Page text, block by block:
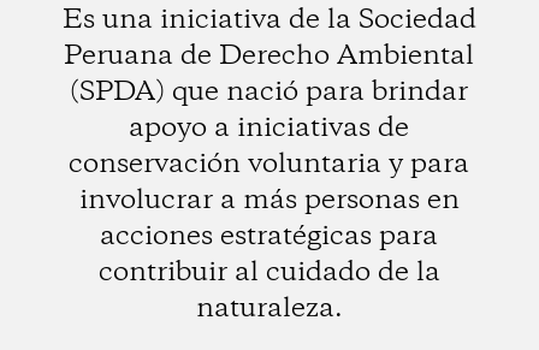
Es una iniciativa de la Sociedad
Peruana de Derecho Ambiental
(SPDA) que nació para brindar
apoyo a iniciativas de
conservación voluntaria y para
involucrar a más personas en
acciones estratégicas para
contribuir al cuidado de la
naturaleza.